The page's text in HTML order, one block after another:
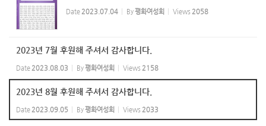
Date 2023.07.04 By평화여성회 Views 2058
2023년 7월 후원해 주셔서 감사합니다.
Date 2023.08.03 By평화여성회 Views 2158
2023년 8월 후원해 주셔서 감사합니다.
Date 2023.09.05 By평화여성회 Views 2033